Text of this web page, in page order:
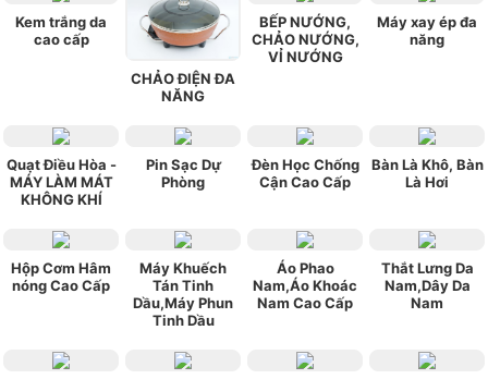
Kem trắng da
cao cấp
CHẢO ĐIỆN ĐA
NĂNG
BẾP NƯỚNG,
CHẢO NƯỚNG,
VỈ NƯỚNG
Máy xay ép đa
năng
Quạt Điều Hòa -
MÁY LÀM MÁT
KHÔNG KHÍ
Pin Sạc Dự
Phòng
Đèn Học Chống
Cận Cao Cấp
Bàn Là Khô, Bàn
Là Hơi
Hộp Cơm Hâm
nóng Cao Cấp
Máy Khuếch
Tán Tinh
Dầu,Máy Phun
Tinh Dầu
Áo Phao
Nam,Áo Khoác
Nam Cao Cấp
Thắt Lưng Da
Nam,Dây Da
Nam